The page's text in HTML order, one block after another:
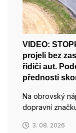
VIDEO:
projeli bez
řidiči aut.
přednosti
Na obrovský
dopravní
3. 08. 2026